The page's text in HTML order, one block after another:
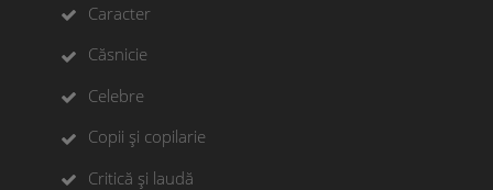
Caracter
Căsnicie
Celebre
Copii și copilarie
Critică și laudă